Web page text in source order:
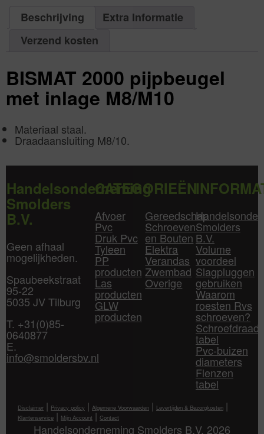
aantal
Aantal
Beschrijving
Extra Informatie
Verzend kosten
BISMAT 2000 pijpbeugel
met inlage M8/M10
Materiaal staal.
Draadaansluiting M8/10.
Handelsonderneming
Smolders
B.V.
Geen afhaal
mogelijkheden.
Spaubeekstraat
95-22
5035 JV Tilburg
T. +31(0)85-
0640877
E.
info@smoldersbv.nl
CATEGORIEËN
Afvoer
Pvc
Druk Pvc
Tyleen
PP
producten
Las
producten
GLW
producten
Gereedschap
Schroeven
en Bouten
Elektra
Verandas
Zwembad
Overige
Smolders
B.V.
Volume
voordeel
Slagpluggen
gebruiken
Waarom
roesten Rvs
schroeven?
Schroefdraad
tabel
Pvc-buizen
diameters
Flenzen
tabel
Disclaimer | Privacy policy | Algemene Voorwaarden | Levertijden & Bezorgkosten |
Klantenservice | Mijn Account | Contact
Handelsonderneming Smolders B.V. 2026